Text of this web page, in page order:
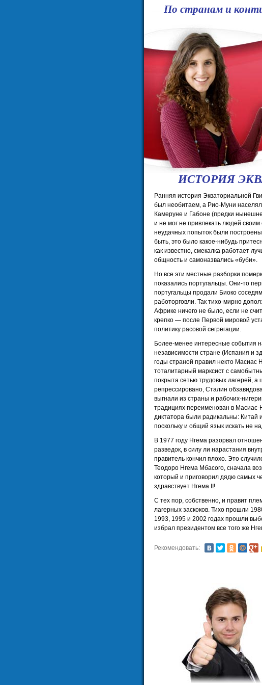
По странам и
ИСТОРИЯ
Ранняя история Экваториальной
был необитаем, а Рио-Муни
Камеруне и Габоне (предки
и не мог не привлекать людей
неудачных попыток были
быть, это было какое-нибудь
как известно, смекалка работает
общность и самоназвались «буби».
Но все эти местные разборки
показались португальцы. Они-то
португальцы продали Биоко
работорговли. Так тихо-мирно
Африке ничего не было, если не
крепко — после Первой мировой
политику расовой сегрегации.
Более-менее интересные события
независимости стране (Испания и
годы страной правил некто Масиас
тоталитарный марксист с
покрыта сетью трудовых лагерей,
репрессировано, Сталин
выгнали из страны и рабочих-
традициях переименован в
диктатора были радикальны: Китай
поскольку и общий язык искать не
В 1977 году Нгема разорвал
разведок, в силу ли нарастания
правитель кончил плохо. Это
Теодоро Нгема Мбасого, сначала
который и приговорил дядю самых
здравствует Нгема II!
С тех пор, собственно, и правит
лагерных заскоков. Тихо прошли
1993, 1995 и 2002 годах прошли
избрал президентом все того же
Рекомендовать: